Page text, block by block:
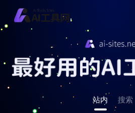
站内 搜索